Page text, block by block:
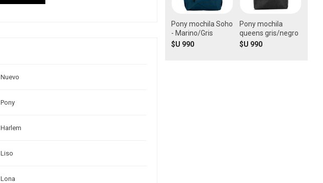
Nuevo
Pony
Harlem
Liso
Lona
Pony mochila Soho
- Marino/Gris
$U 990
Pony mochila
queens gris/negro
$U 990